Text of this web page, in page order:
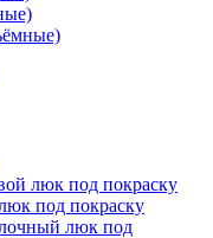
люк под покраску
под покраску
люк под